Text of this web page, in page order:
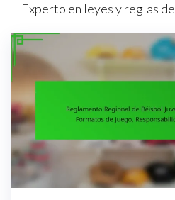
Experto en leyes y reglas